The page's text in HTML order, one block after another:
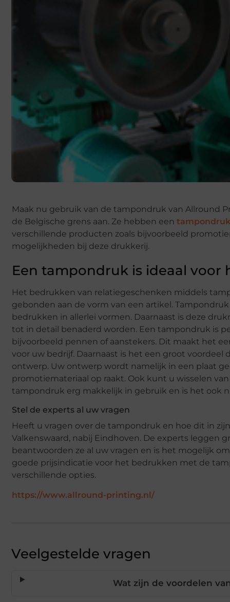
Maak nu gebruik van de tampondruk van Allround
de Belgische grens aan. Ze hebben een tampondruk
verschillende producten zoals bijvoorbeeld
mogelijkheden bij deze drukkerij.
Een tampondruk is ideaal
Het bedrukken van relatiegeschenken middels
gebonden aan de vorm van een artikel.
bedrukken in allerlei vormen. Daarnaast is deze
tot in detail benaderd worden. Een tampondruk is
bijvoorbeeld pennen of aanstekers. Dit maakt het
voor uw bedrijf. Daarnaast is het een groot
ontwerp. Uw ontwerp wordt namelijk in een plaat
promotiemateriaal op raakt. Ook kunt u wisselen
tampondruk erg makkelijk in gebruik en is het ook
Stel de experts al uw vragen
Heeft u vragen over de tampondruk en hoe dit in
Valkenswaard, nabij Eindhoven. De experts leggen
beantwoorden ze al uw vragen en is het mogelijk
goede prijsindicatie voor het bedrukken met de
verschillende opties.
https://www.allround-printing.nl/
Veelgestelde vragen
Wat zijn de voordelen